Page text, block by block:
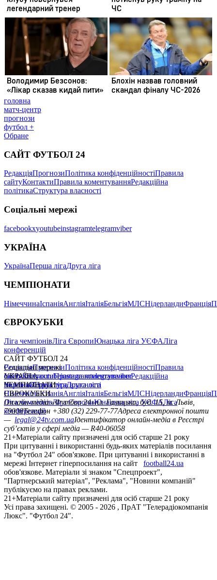
головна
матч-центр
прогнози
футбол +
Обране
САЙТ ФУТБОЛ 24
РедакціяПрогнозиПолітика конфіденційностіПравила
сайтуКонтактиПравила коментуванняРедакційна
політикаСтруктура власності
Соціальні мережі
facebookxyoutubeinstagramtelegramviber
УКРАЇНА
УкраїнаПерша лігаДруга ліга
ЧЕМПІОНАТИ
НімеччинаІспаніяАнгліяІталіяБельгіяМЛСНідерландиФранція
ЄВРОКУБКИ
Ліга чемпіонівЛіга ЄвропиЮнацька ліга УЄФАЛіга
конференцій
САЙТ ФУТБОЛ 24
РедакціяПрогнозиПолітика конфіденційностіПравила
сайтуКонтактиПравила коментуванняРедакційна
політикаСтруктура власності
Соціальні мережі
facebookxyoutubeinstagramtelegramviber
УКРАЇНА
УкраїнаПерша лігаДруга ліга
ЧЕМПІОНАТИ
НімеччинаІспаніяАнгліяІталіяБельгіяМЛСНідерландиФранція
ЄВРОКУБКИ
Ліга чемпіонівЛіга ЄвропиЮнацька ліга УЄФАЛіга
конференцій
Онлайн-медіа «Футбол 24»пл. Галицька, буд. 15, м. Львів,
79008Телефон +380 (32) 229-77-77Адреса електронної пошти
— legal@24tv.com.uaІдентифікатор онлайн-медіа в Реєстрі
суб’єктів у сфері медіа — R40-06058
21+Матеріали сайту призначені для осіб старше 21 року
При цитуванні і використанні будь-яких матеріалів посилання
на "Футбол 24" обов'язкове. При цитуванні і використанні в
мережі Інтернет гіперпосилання на сайт
football24.ua
обов'язкове. Матеріали зі знаком "Спецпроект",
"Партнерський матеріал", "Реклама", "Новини компаній"
публікуємо на правах реклами.
21+Матеріали сайту призначені для осіб старше 21 року
Усi права захищенi. © 2005 - 2026 , ПрАТ "Телерадіокомпанія
Люкс". "Футбол 24".